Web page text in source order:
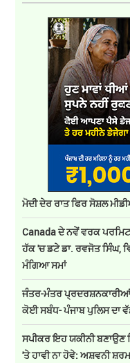
ਮੋਦੀ ਦੇਰ ਰਾਤ ਫਿਰ ਸੋਸ਼ਲ
Canada ਦੇ ਨਵੇਂ ਵਰਕ ਪਰਮਿਟ
ਹੱਕ 'ਚ ਡਟੇ ਡਾ. ਰਵਜੋਤ ਸਿੰਘ,
ਮੰਗਿਆ ਸਮਾਂ
ਜੰਤਰ-ਮੰਤਰ ਪ੍ਰਦਰਸ਼ਨਕਾਰੀਆਂ
ਕੋਈ ਸਬੰਧ- ਪੰਜਾਬ ਪੁਲਿਸ ਦਾ
ਸਪੀਕਰ ਇਹ ਯਕੀਨੀ ਬਣਾਉਣ
'ਤੇ ਹਾਵੀ ਨਾ ਹੋਵੇ: ਅਸ਼ਵਨੀ